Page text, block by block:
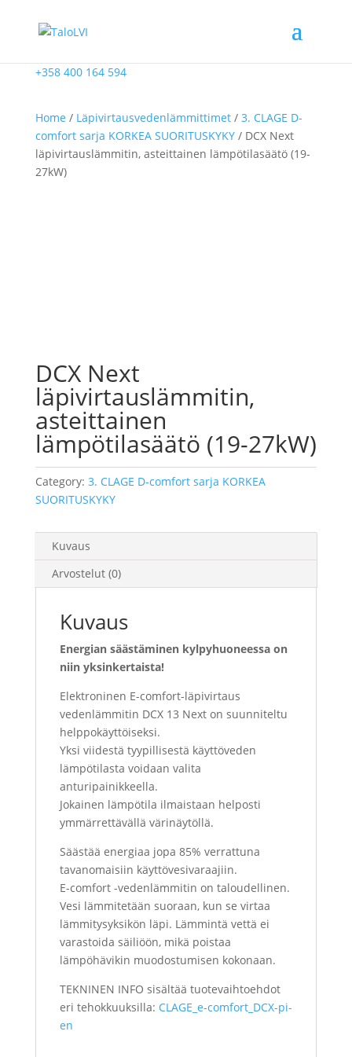
+358 400 164 594
Home / Läpivirtausvedenlämmittimet/ 3. CLAGE D-
comfort sarja KORKEA SUORITUSKYKY/ DCX Next
läpivirtauslämmitin, asteittainen lämpötilasäätö (19-
27kW)
DCX Next
läpivirtauslämmitin,
asteittainen
lämpötilasäätö (19-27kW)
Category: 3. CLAGE D-comfort sarja KORKEA
SUORITUSKYKY
Kuvaus
Arvostelut (0)
Kuvaus
Energian säästäminen kylpyhuoneessa on
niin yksinkertaista!
Elektroninen E-comfort-läpivirtaus
vedenlämmitin DCX 13 Next on suunniteltu
helppokäyttöiseksi.
Yksi viidestä tyypillisestä käyttöveden
lämpötilasta voidaan valita
anturipainikkeella.
Jokainen lämpötila ilmaistaan helposti
ymmärrettävällä värinäytöllä.
Säästää energiaa jopa 85% verrattuna
tavanomaisiin käyttövesivaraajiin.
E-comfort -vedenlämmitin on taloudellinen.
Vesi lämmitetään suoraan, kun se virtaa
lämmitysyksikön läpi. Lämmintä vettä ei
varastoida säiliöön, mikä poistaa
lämpöhävikin muodostumisen kokonaan.
TEKNINEN INFO sisältää tuotevaihtoehdot
eri tehokkuuksilla: CLAGE_e-comfort_DCX-pi-
en